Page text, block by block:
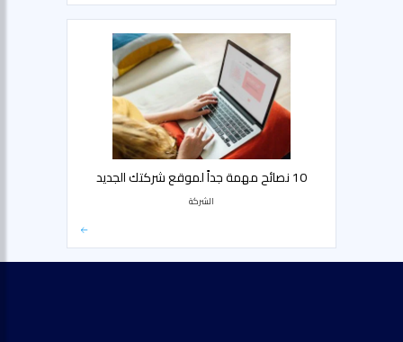
10 نصائح مهمة جداً لموقع شركتك الجديد
الشركة